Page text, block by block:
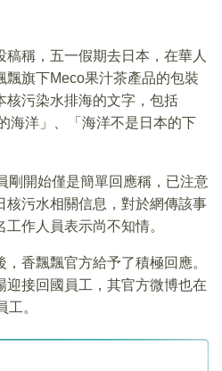
稱，五一假期去日本，在華人
飄旗下Meco果汁茶產品的包裝
核污染水排海的文字，包括
海洋」、「海洋不是日本的下
剛開始僅是簡單回應稱，已注意
核污水相關信息，對於網傳該事
作人員表示尚不知情。
香飄飄官方給予了積極回應。
迎接回國員工，其官方微博也在
。